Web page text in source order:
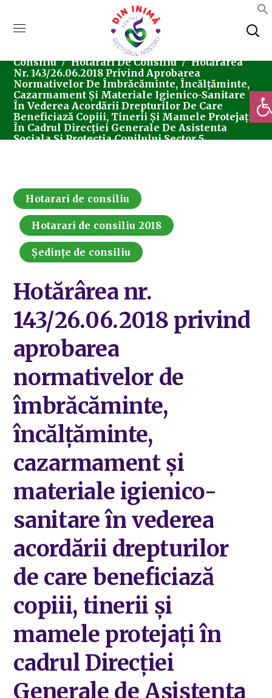
Consiliul Local Sector 5
Consiliu
Hotarari De Consiliu
Hotărârea
Nr. 143/26.06.2018 Privind Aprobarea
Normativelor De Îmbrăcăminte, Încălțăminte,
Cazarmament Și Materiale Igienico-Sanitare
În Vederea Acordării Drepturilor De Care
Beneficiază Copiii, Tinerii Și Mamele Protejați
În Cadrul Direcției Generale De Asistenta
Sociala Și Protecția Copilului Sector 5
Hotarari de consiliu
Hotarari de consiliu 2018
Ședințe de consiliu
Hotărârea nr.
143/26.06.2018 privind
aprobarea
normativelor de
îmbrăcăminte,
încălțăminte,
cazarmament și
materiale igienico-
sanitare în vederea
acordării drepturilor
de care beneficiază
copiii, tinerii și
mamele protejați în
cadrul Direcției
Generale de Asistenta